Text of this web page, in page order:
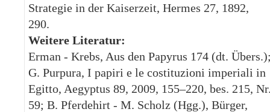
Strategie in der Kaiserzeit, Hermes 27, 1892,
290.
Weitere Literatur:
Erman - Krebs, Aus den Papyrus 174 (dt.
G. Purpura, I papiri e le costituzioni imperiali in
Egitto, Aegyptus 89, 2009, 155–220, bes. 215,
59; B. Pferdehirt - M. Scholz (Hgg.), Bürger,